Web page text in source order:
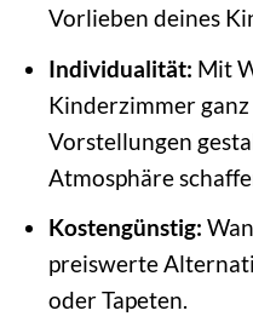
Vorlieben deines
Individualität: Mit
Kinderzimmer
Vorstellungen
Atmosphäre
Kostengünstig:
preiswerte
oder Tapeten.